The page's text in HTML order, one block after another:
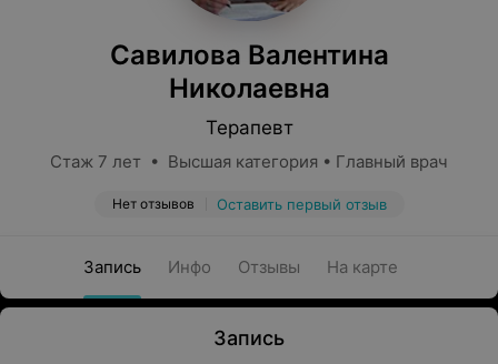
Савилова Валентина
Николаевна
Терапевт
Стаж 7 лет • Высшая категория • Главный врач
Нет отзывов Оставить первый отзыв
Запись Инфо Отзывы На карте
Запись